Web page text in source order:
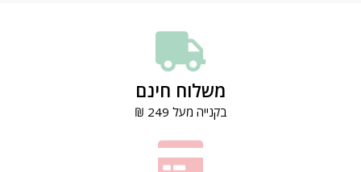
משלוח חינם
בקנייה מעל 249 ₪